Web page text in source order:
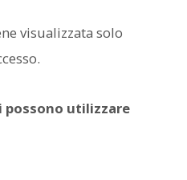
visualizzata solo
utilizzare